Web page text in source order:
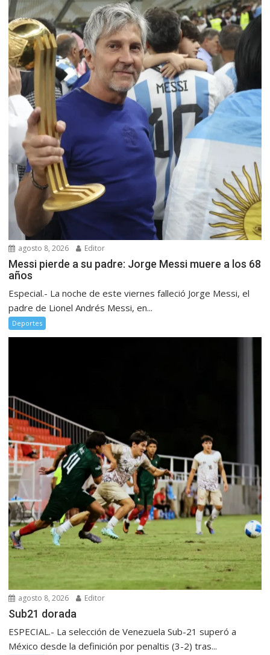
agosto 8, 2026 Editor
Messi pierde a su padre: Jorge Messi muere a los 68
años
Especial.- La noche de este viernes falleció Jorge Messi, el
padre de Lionel Andrés Messi, en...
Deportes
agosto 8, 2026 Editor
Sub21 dorada
ESPECIAL.- La selección de Venezuela Sub-21 superó a
México desde la definición por penaltis (3-2) tras...